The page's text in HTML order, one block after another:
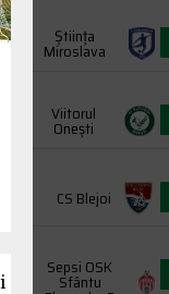
Știința
Miroslava
Viitorul
Onești
CS Blejoi
Sepsi OSK
Sfântu